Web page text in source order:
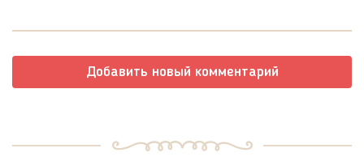
Добавить новый комментарий